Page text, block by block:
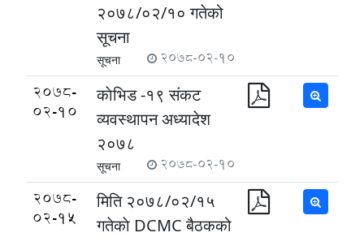
२०७८/०२/१० गतेको
सूचना
सूचना 2078-02-10
2078-
02-10
काेभिड -१९ संकट
व्यवस्थापन अध्यादेश
२०७८
सूचना 2078-02-10
2078-
02-15
मिति २०७८/०२/१५
गतेकाे DCMC बैठकको